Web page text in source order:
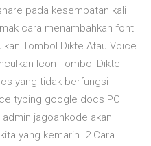
pada kesempatan kali
cara menambahkan font
Tombol Dikte Atau Voice
Icon Tombol Dikte
yang tidak berfungsi
typing google docs PC
jagoankode akan
yang kemarin. 2 Cara